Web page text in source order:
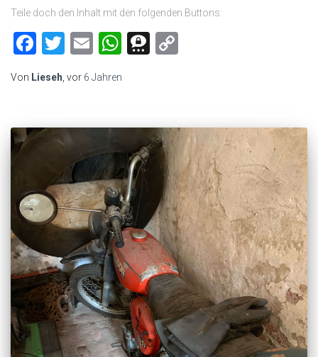
Teile doch den Inhalt mit den folgenden Buttons:
Facebook
Twitter
EmailWhatsApp
Threema
Von Lieseh , vor 6 Jahren